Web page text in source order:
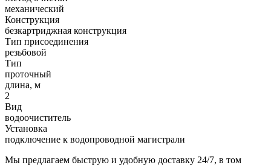
механический
Конструкция
безкартриджная конструкция
Тип присоединения
резьбовой
Тип
проточный
длина, м
2
Вид
водоочиститель
Установка
подключение к водопроводной магистрали
Мы предлагаем быструю и удобную доставку 24/7, в том